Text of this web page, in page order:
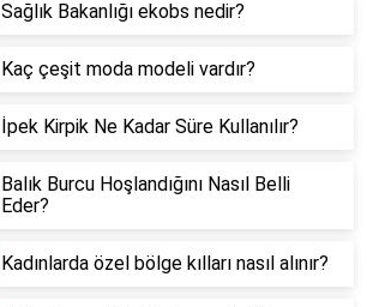
Sağlık Bakanlığı ekobs nedir?
Kaç çeşit moda modeli vardır?
İpek Kirpik Ne Kadar Süre Kullanılır?
Balık Burcu Hoşlandığını Nasıl Belli
Eder?
Kadınlarda özel bölge kılları nasıl alınır?